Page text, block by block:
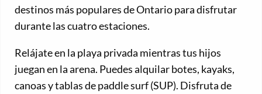
destinos más populares de Ontario para disfrutar
durante las cuatro estaciones.
Relájate en la playa privada mientras tus hijos
juegan en la arena. Puedes alquilar botes, kayaks,
canoas y tablas de paddle surf (SUP). Disfruta de